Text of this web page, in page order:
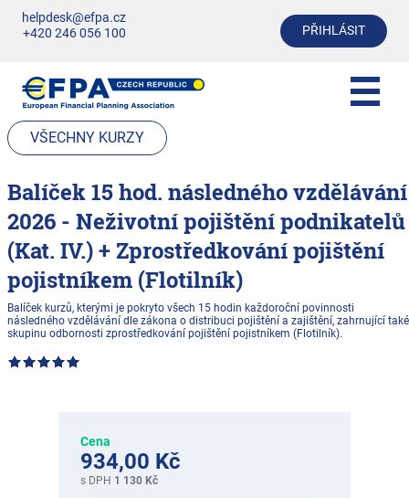
helpdesk@efpa.cz
+420 246 056 100
PŘIHLÁSIT
VŠECHNY KURZY
Balíček 15 hod. následného vzdělávání
2026 - Neživotní pojištění podnikatelů
(Kat. IV.) + Zprostředkování pojištění
pojistníkem (Flotilník)
Balíček kurzů, kterými je pokryto všech 15 hodin každoroční povinnosti
následného vzdělávání dle zákona o distribuci pojištění a zajištění, zahrnující také
skupinu odbornosti zprostředkování pojištění pojistníkem (Flotilník).
Cena
934,00 Kč
s DPH 1 130 Kč